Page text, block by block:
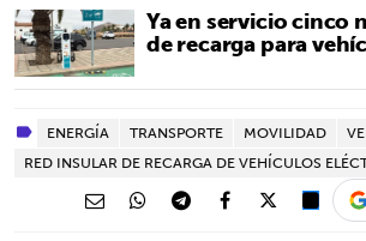
Ya en servicio cinco
de recarga para
ENERGÍA TRANSPORTE MOVILIDAD
RED INSULAR DE RECARGA DE VEHÍCULOS